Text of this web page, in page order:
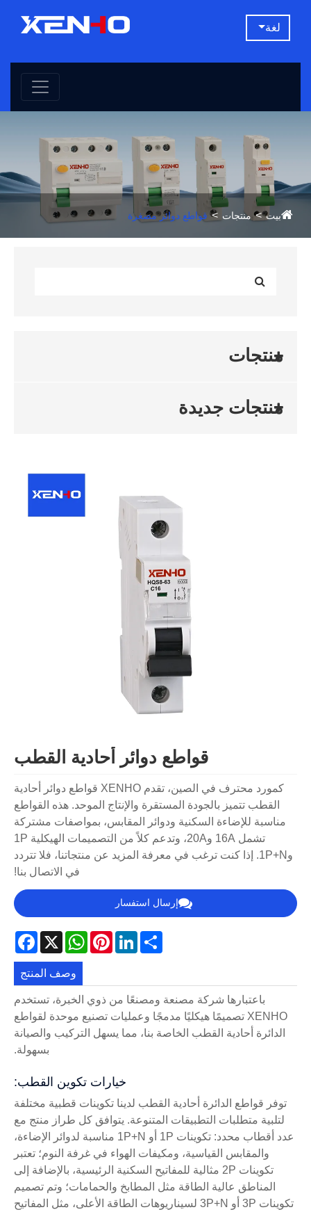
لغة
بيت منتجات قواطع دوائر مصغرة
منتجات
منتجات جديدة
قواطع دوائر أحادية القطب
كمورد محترف في الصين، تقدم XENHO قواطع دوائر أحادية
القطب تتميز بالجودة المستقرة والإنتاج الموحد. هذه القواطع
مناسبة للإضاءة السكنية ودوائر المقابس، بمواصفات مشتركة
تشمل 16A و20A، وتدعم كلاً من التصميمات الهيكلية 1P
و1P+N. إذا كنت ترغب في معرفة المزيد عن منتجاتنا، فلا تتردد
في الاتصال بنا!
إرسال استفسار
X
WhatsAppPinterestLinkedInShare
وصف المنتج
باعتبارها شركة مصنعة ومصنعًا من ذوي الخبرة، تستخدم
XENHO تصميمًا هيكليًا مدمجًا وعمليات تصنيع موحدة لقواطع
الدائرة أحادية القطب الخاصة بنا، مما يسهل التركيب والصيانة
بسهولة.
خيارات تكوين القطب:
توفر قواطع الدائرة أحادية القطب لدينا تكوينات قطبية مختلفة
لتلبية متطلبات التطبيقات المتنوعة. يتوافق كل طراز منتج مع
عدد أقطاب محدد: تكوينات 1P أو 1P+N مناسبة لدوائر الإضاءة،
والمقابس القياسية، ومكيفات الهواء في غرفة النوم؛ تعتبر
تكوينات 2P مثالية للمفاتيح السكنية الرئيسية، بالإضافة إلى
المناطق عالية الطاقة مثل المطابخ والحمامات؛ وتم تصميم
تكوينات 3P أو 3P+N لسيناريوهات الطاقة الأعلى، مثل المفاتيح